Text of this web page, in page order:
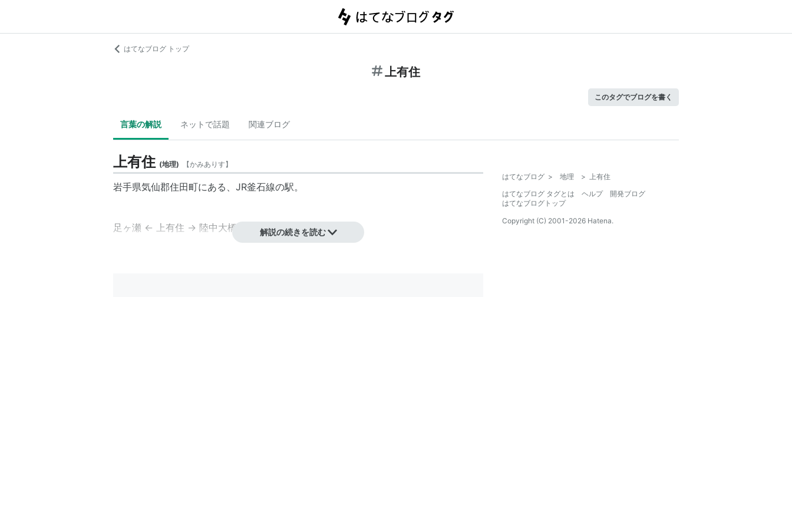
はてなブログ トップ
上有住
このタグでブログを書く
言葉の解説 ネットで話題 関連ブログ
上有住 (地理) 【かみありす】
岩手県気仙郡住田町にある、JR釜石線の駅。
足ヶ瀬 ← 上有住 → 陸中大橋 解説の続きを読む
はてなブログ > 地理 > 上有住
はてなブログ タグとは
ヘルプ
開発ブログ
はてなブログトップ
Copyright (C) 2001-2026 Hatena.